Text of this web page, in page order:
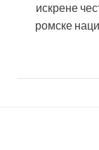
искрене
ромске